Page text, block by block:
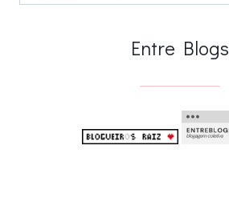
Entre Blogs